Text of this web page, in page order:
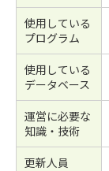
使用している
プログラム
使用している
データベース
運営に必要な
知識・技術
更新人員